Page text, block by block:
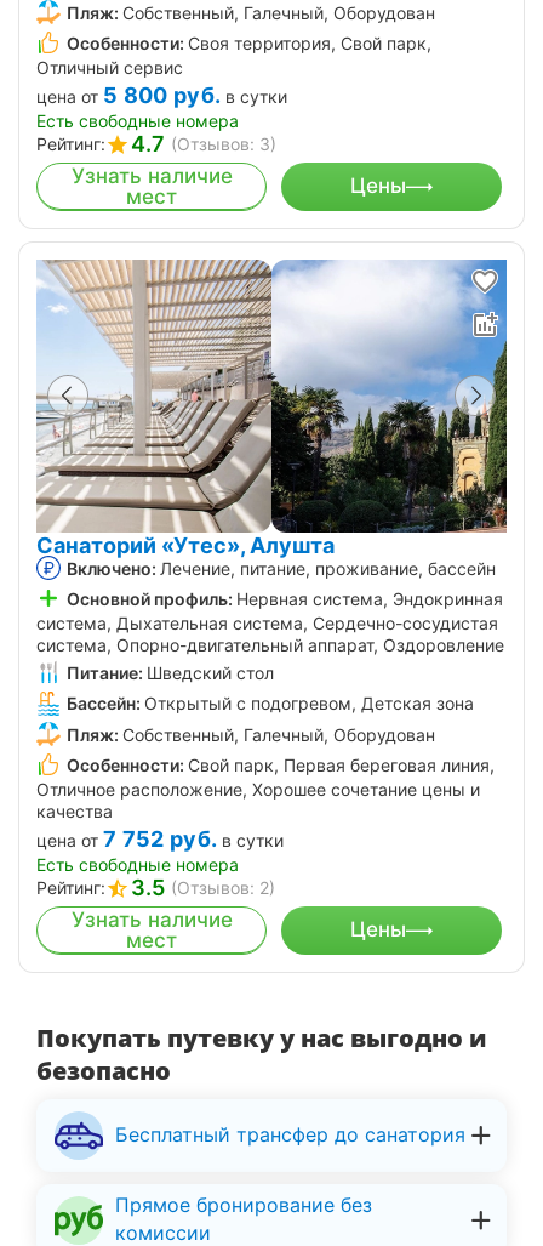
Пляж: Собственный, Галечный, Оборудован
Особенности: Своя территория, Свой парк,
Отличный сервис
цена от 5 800 руб. в сутки
Есть свободные номера
Рейтинг:
4.7 (Отзывов: 3)
Узнать наличие
мест
Цены
Санаторий «Утес», Алушта
Включено: Лечение, питание, проживание, бассейн
Основной профиль: Нервная система, Эндокринная
система, Дыхательная система, Сердечно-сосудистая
система, Опорно-двигательный аппарат, Оздоровление
Питание: Шведский стол
Бассейн: Открытый с подогревом, Детская зона
Пляж: Собственный, Галечный, Оборудован
Особенности: Свой парк, Первая береговая линия,
Отличное расположение, Хорошее сочетание цены и
качества
цена от 7 752 руб. в сутки
Есть свободные номера
Рейтинг:
3.5 (Отзывов: 2)
Узнать наличие
мест
Цены
Покупать путевку у нас выгодно и
безопасно
Бесплатный трансфер до санатория
Прямое бронирование без
комиссии